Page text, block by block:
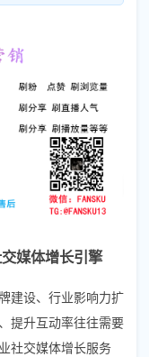
媒体增长引擎
建设、行业影响力扩
提升互动率往往需要
社交媒体增长服务